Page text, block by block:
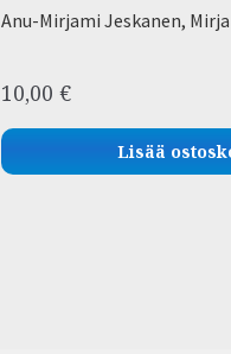
Anu-Mirjami Jeskanen,
10,00€
Lisää